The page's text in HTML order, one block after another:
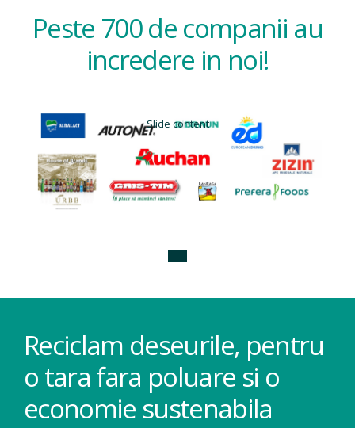
Peste 700 de companii au
incredere in noi!
Slide content
Reciclam deseurile, pentru
o tara fara poluare si o
economie sustenabila